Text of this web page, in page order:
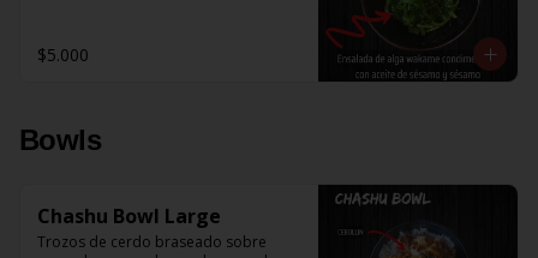
$5.000
Bowls
Chashu Bowl Large
Trozos de cerdo braseado sobre